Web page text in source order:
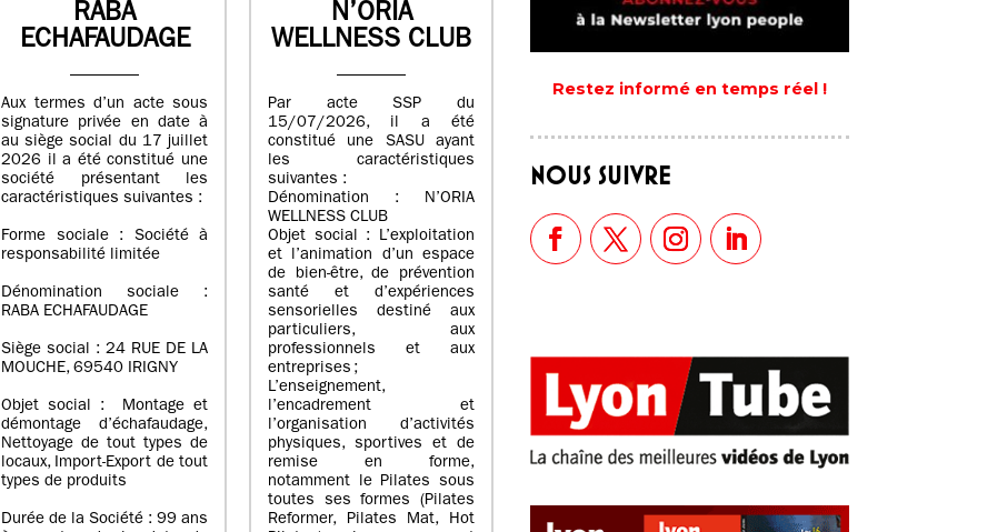
RABA
ECHAFAUDAGE
Aux termes d’un acte sous
signature privée en date à
au siège social du 17 juillet
2026 il a été constitué une
société présentant les
caractéristiques suivantes :
Forme sociale : Société à
responsabilité limitée
Dénomination sociale :
RABA ECHAFAUDAGE
Siège social : 24 RUE DE LA
MOUCHE, 69540 IRIGNY
Objet social : Montage et
démontage d’échafaudage,
Nettoyage de tout types de
locaux, Import-Export de tout
types de produits
Durée de la Société : 99 ans
N’ORIA
WELLNESS CLUB
Par acte SSP du
15/07/2026, il a été
constitué une SASU ayant
les caractéristiques
suivantes :
Dénomination : N’ORIA
WELLNESS CLUB
Objet social : L’exploitation
et l’animation d’un espace
de bien-être, de prévention
santé et d’expériences
sensorielles destiné aux
particuliers, aux
professionnels et aux
entreprises ;
L’enseignement,
l’encadrement et
l’organisation d’activités
physiques, sportives et de
remise en forme,
notamment le Pilates sous
toutes ses formes (Pilates
Reformer, Pilates Mat, Hot
Restez informé en temps réel !
NOUS SUIVRE